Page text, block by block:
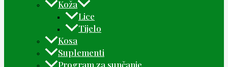
Koža
Lice
Tijelo
Kosa
Suplementi
Program za sunčanje